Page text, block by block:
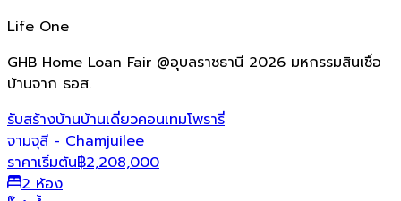
Life One
GHB Home Loan Fair @อุบลราชธานี 2026 มหกรรมสินเชื่อ
บ้านจาก ธอส.
รับสร้างบ้านบ้านเดี่ยวคอนเทมโพรารี่
จามจุลี - Chamjuilee
ราคาเริ่มต้น฿2,208,000
2 ห้อง